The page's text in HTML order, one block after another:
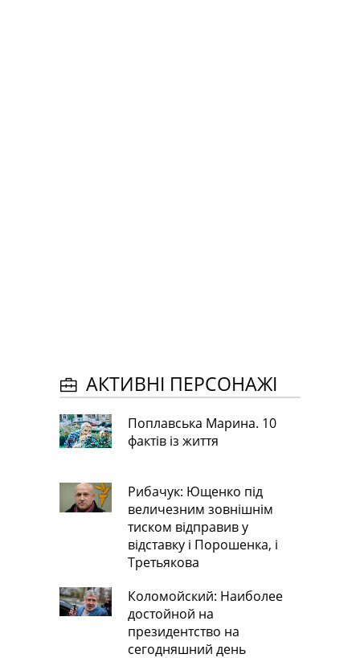
АКТИВНІ ПЕРСОНАЖІ
Поплавська Марина. 10
фактів із життя
Рибачук: Ющенко під
величезним зовнішнім
тиском відправив у
відставку і Порошенка, і
Третьякова
Коломойский: Наиболее
достойной на
президентство на
сегодняшний день